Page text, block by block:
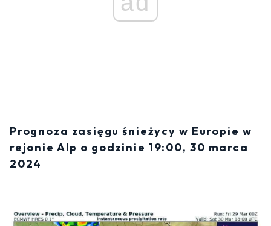
Prognoza zasięgu śnieżycy w Europie w
rejonie Alp o godzinie 19:00, 30 marca
2024